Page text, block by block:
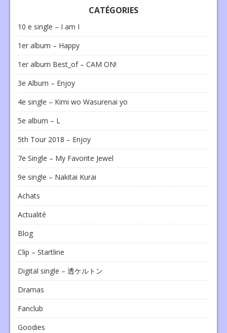
CATÉGORIES
10 e single – I am I
1er album – Happy
1er album Best_of – CAM ON!
3e Album – Enjoy
4e single – Kimi wo Wasurenai yo
5e album – L
5th Tour 2018 – Enjoy
7e Single – My Favorite Jewel
9e single – Nakitai Kurai
Achats
Actualité
Blog
Clip – Startline
Digital single – 透ケルトン
Dramas
Fanclub
Goodies